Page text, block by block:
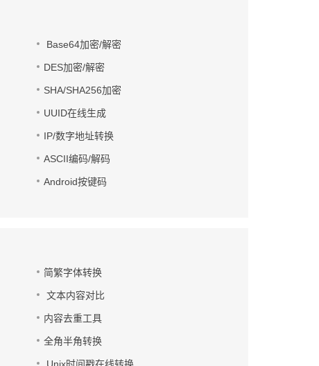
Base64加密/解密
DES加密/解密
SHA/SHA256加密
UUID在线生成
IP/数字地址转换
ASCII编码/解码
Android按键码
简繁字体转换
文本内容对比
内容去重工具
全角半角转换